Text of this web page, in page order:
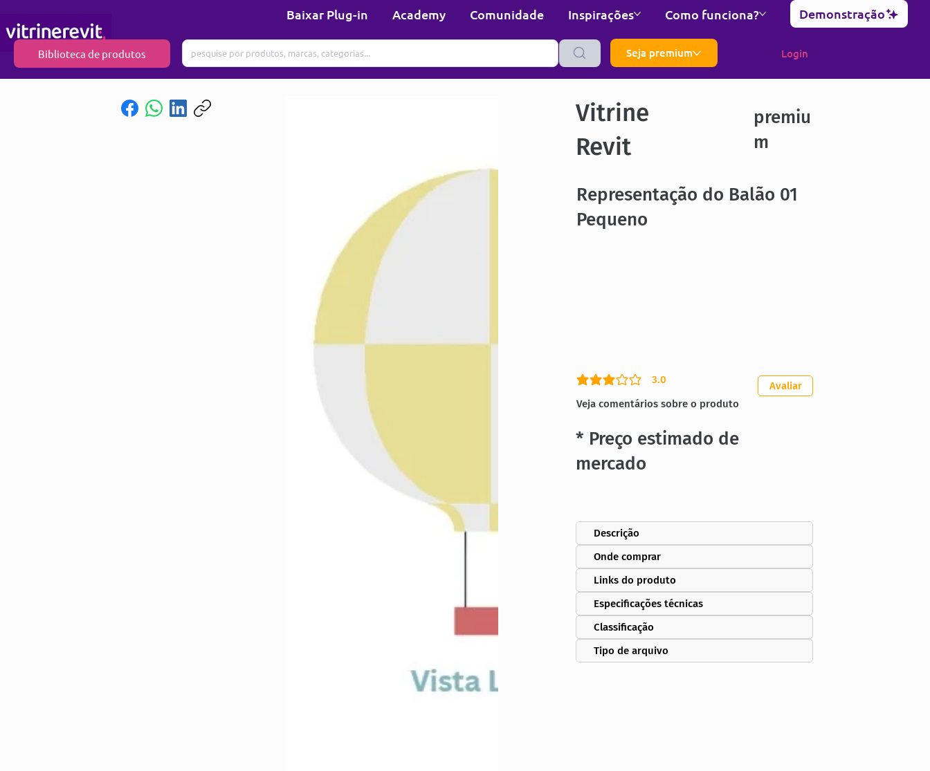
Baixar Plug-in Academy Comunidade Inspirações Como funciona? Demonstração
Biblioteca de produtos Seja premium Login
Vitrine
Revit
premiu
m
Representação do Balão 01
Pequeno
3.0
classificação média é 3 de 5
Veja comentários sobre o produto
Avaliar
* Preço estimado de
mercado
Descrição
Onde comprar
Links do produto
Especificações técnicas
Classificação
Tipo de arquivo